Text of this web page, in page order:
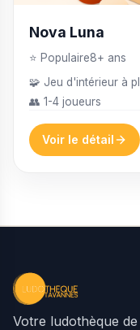
Nova Luna
⭐ Populaire8+ ans
🧩 Jeu d'intérieur à
👥 1-4 joueurs
Voir le détail
Votre ludothèque